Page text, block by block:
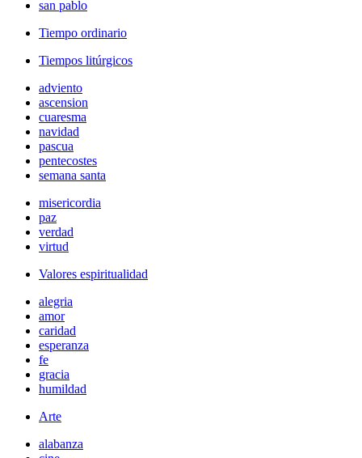
san pablo
Tiempo ordinario
Tiempos litúrgicos
adviento
ascension
cuaresma
navidad
pascua
pentecostes
semana santa
misericordia
paz
verdad
virtud
Valores espiritualidad
alegria
amor
caridad
esperanza
fe
gracia
humildad
Arte
alabanza